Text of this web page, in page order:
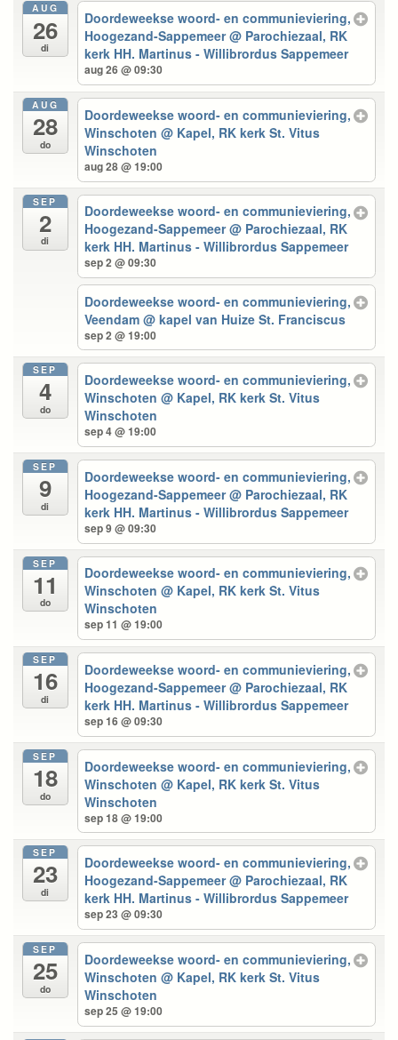
AUG
26
di
Doordeweekse woord- en communieviering,
Hoogezand-Sappemeer@ Parochiezaal, RK
kerk HH. Martinus - Willibrordus Sappemeer
aug 26 @ 09:30
AUG
28
do
Doordeweekse woord- en communieviering,
Winschoten@ Kapel, RK kerk St. Vitus
Winschoten
aug 28 @ 19:00
SEP
2
di
Doordeweekse woord- en communieviering,
Hoogezand-Sappemeer@ Parochiezaal, RK
kerk HH. Martinus - Willibrordus Sappemeer
sep 2 @ 09:30
Doordeweekse woord- en communieviering,
Veendam@ kapel van Huize St. Franciscus
sep 2 @ 19:00
SEP
4
do
Doordeweekse woord- en communieviering,
Winschoten@ Kapel, RK kerk St. Vitus
Winschoten
sep 4 @ 19:00
SEP
9
di
Doordeweekse woord- en communieviering,
Hoogezand-Sappemeer@ Parochiezaal, RK
kerk HH. Martinus - Willibrordus Sappemeer
sep 9 @ 09:30
SEP
11
do
Doordeweekse woord- en communieviering,
Winschoten@ Kapel, RK kerk St. Vitus
Winschoten
sep 11 @ 19:00
SEP
16
di
Doordeweekse woord- en communieviering,
Hoogezand-Sappemeer@ Parochiezaal, RK
kerk HH. Martinus - Willibrordus Sappemeer
sep 16 @ 09:30
SEP
18
do
Doordeweekse woord- en communieviering,
Winschoten@ Kapel, RK kerk St. Vitus
Winschoten
sep 18 @ 19:00
SEP
23
di
Doordeweekse woord- en communieviering,
Hoogezand-Sappemeer@ Parochiezaal, RK
kerk HH. Martinus - Willibrordus Sappemeer
sep 23 @ 09:30
SEP
25
do
Doordeweekse woord- en communieviering,
Winschoten@ Kapel, RK kerk St. Vitus
Winschoten
sep 25 @ 19:00